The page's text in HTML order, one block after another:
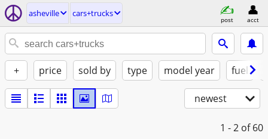
asheville cars+trucks
post acct
+ price sold by type model year fuel
newest
1 - 2 of 60